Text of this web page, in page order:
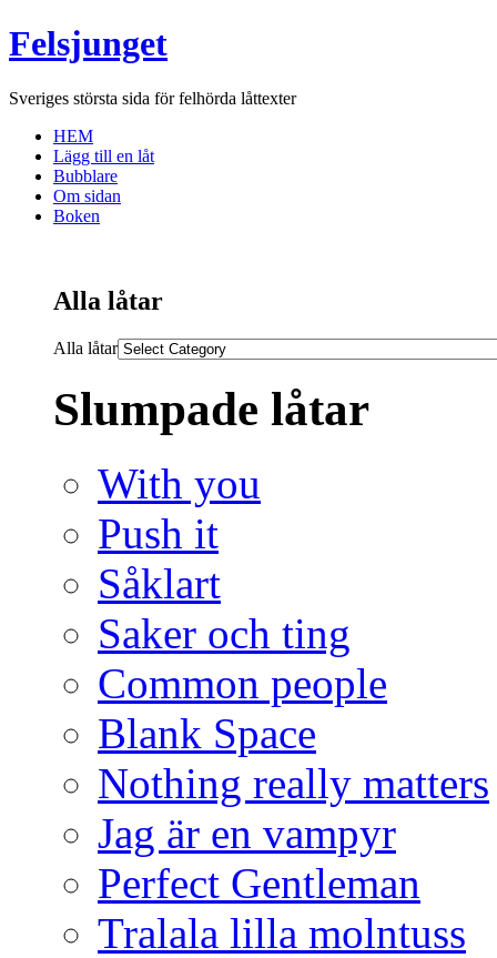
Felsjunget
Sveriges största sida för felhörda låttexter
HEM
Lägg till en låt
Bubblare
Om sidan
Boken
Alla låtar
Alla låtar
Slumpade låtar
With you
Push it
Såklart
Saker och ting
Common people
Blank Space
Nothing really matters
Jag är en vampyr
Perfect Gentleman
Tralala lilla molntuss